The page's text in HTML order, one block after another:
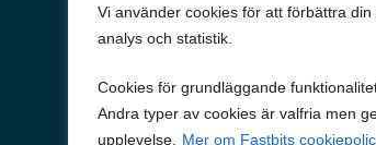
Vi använder cookies för att förbättra din
analys och statistik.
Cookies för grundläggande
Andra typer av cookies är valfria men
upplevelse.
Mer om Fastbits
E-post:info@fastbit.se
Adress: Sven Adolf Norlings gata 38,